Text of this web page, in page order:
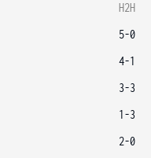
H2H
5-0
4-1
3-3
1-3
2-0